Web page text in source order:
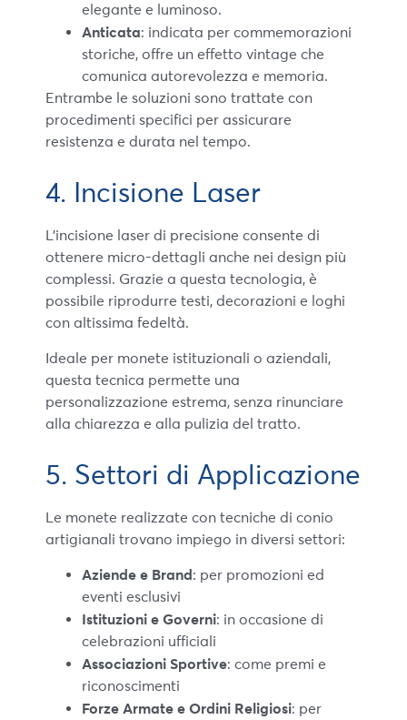
elegante e luminoso.
Anticata: indicata per commemorazioni
storiche, offre un effetto vintage che
comunica autorevolezza e memoria.
Entrambe le soluzioni sono trattate con
procedimenti specifici per assicurare
resistenza e durata nel tempo.
4. Incisione Laser
L’incisione laser di precisione consente di
ottenere micro-dettagli anche nei design più
complessi. Grazie a questa tecnologia, è
possibile riprodurre testi, decorazioni e loghi
con altissima fedeltà.
Ideale per monete istituzionali o aziendali,
questa tecnica permette una
personalizzazione estrema, senza rinunciare
alla chiarezza e alla pulizia del tratto.
5. Settori di Applicazione
Le monete realizzate con tecniche di conio
artigianali trovano impiego in diversi settori:
Aziende e Brand: per promozioni ed
eventi esclusivi
Istituzioni e Governi: in occasione di
celebrazioni ufficiali
Associazioni Sportive: come premi e
riconoscimenti
Forze Armate e Ordini Religiosi: per